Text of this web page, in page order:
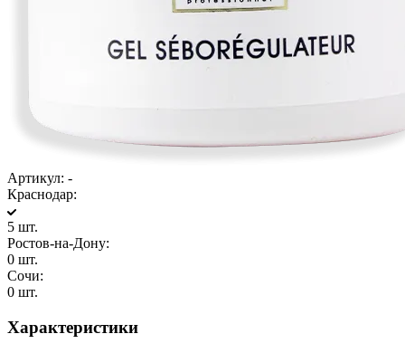
Артикул: -
Краснодар:
5 шт.
Ростов-на-Дону:
0 шт.
Сочи:
0 шт.
Характеристики